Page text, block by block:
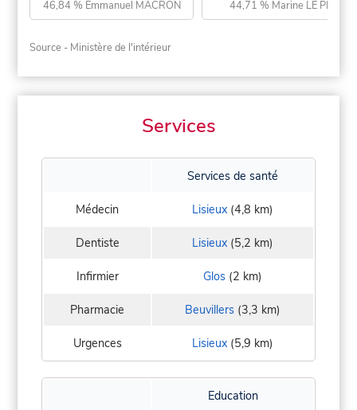
46,84 % Emmanuel MACRON 44,71 % Marine LE PEN
Source - Ministère de l'intérieur
Services
Services de santé
Médecin Lisieux (4,8 km)
Dentiste Lisieux (5,2 km)
Infirmier Glos (2 km)
Pharmacie Beuvillers (3,3 km)
Urgences Lisieux (5,9 km)
Education